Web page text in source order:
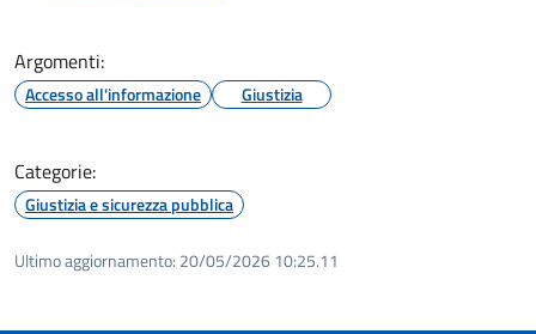
Argomenti:
Accesso all'informazione Giustizia
Categorie:
Giustizia e sicurezza pubblica
Ultimo aggiornamento: 20/05/2026 10:25.11